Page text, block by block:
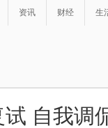
资讯 财经 生
自我调